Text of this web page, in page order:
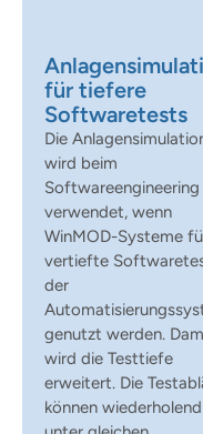
für tiefere
Softwaretests
Die
wird beim
Softwareengineering
verwendet, wenn
WinMOD-Systeme
vertiefte
der
genutzt werden.
wird die Testtiefe
erweitert. Die
können wiederholend